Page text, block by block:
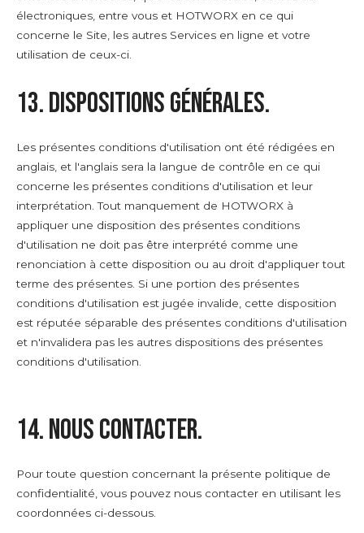
électroniques, entre vous et HOTWORX en ce qui
concerne le Site, les autres Services en ligne et votre
utilisation de ceux-ci.
13. Dispositions générales.
Les présentes conditions d'utilisation ont été rédigées en
anglais, et l'anglais sera la langue de contrôle en ce qui
concerne les présentes conditions d'utilisation et leur
interprétation. Tout manquement de HOTWORX à
appliquer une disposition des présentes conditions
d'utilisation ne doit pas être interprété comme une
renonciation à cette disposition ou au droit d'appliquer tout
terme des présentes. Si une portion des présentes
conditions d'utilisation est jugée invalide, cette disposition
est réputée séparable des présentes conditions d'utilisation
et n'invalidera pas les autres dispositions des présentes
conditions d'utilisation.
14. Nous contacter.
Pour toute question concernant la présente politique de
confidentialité, vous pouvez nous contacter en utilisant les
coordonnées ci-dessous.